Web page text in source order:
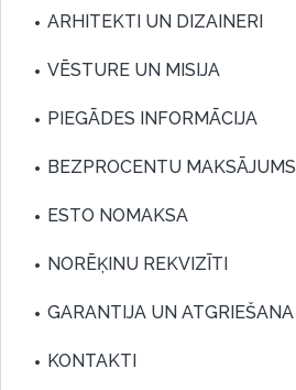
ARHITEKTI UN DIZAINERI
VĒSTURE UN MISIJA
PIEGĀDES INFORMĀCIJA
BEZPROCENTU MAKSĀJUMS
ESTO NOMAKSA
NORĒĶINU REKVIZĪTI
GARANTIJA UN ATGRIEŠANA
KONTAKTI